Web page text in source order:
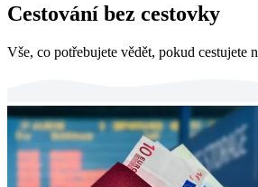
Cestování bez cestovky
Vše, co potřebujete vědět, pokud cestujete